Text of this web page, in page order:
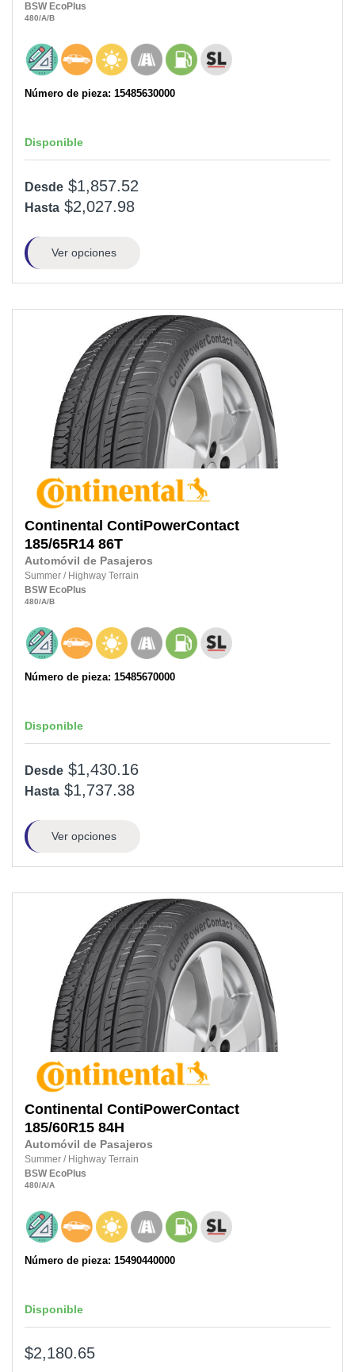
BSW EcoPlus
480/A/B
Número de pieza: 15485630000
Disponible
Desde $1,857.52
Hasta $2,027.98
Ver opciones
Continental ContiPowerContact
185/65R14 86T
Automóvil de Pasajeros
Summer / Highway Terrain
BSW EcoPlus
480/A/B
Número de pieza: 15485670000
Disponible
Desde $1,430.16
Hasta $1,737.38
Ver opciones
Continental ContiPowerContact
185/60R15 84H
Automóvil de Pasajeros
Summer / Highway Terrain
BSW EcoPlus
480/A/A
Número de pieza: 15490440000
Disponible
$2,180.65